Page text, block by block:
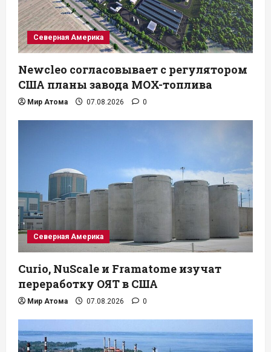
Северная Америка
Newcleo согласовывает с регулятором
США планы завода MOX-топлива
Мир Атома 07.08.2026 0
Северная Америка
Curio, NuScale и Framatome изучат
переработку ОЯТ в США
Мир Атома 07.08.2026 0